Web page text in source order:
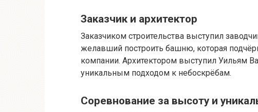
Заказчик и архитектор
Заказчиком строительства выступил
желавший построить башню, которая
компании. Архитектором выступил Уильям
уникальным подходом к небоскрёбам.
Соревнование за высоту и